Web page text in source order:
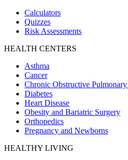
Calculators
Quizzes
Risk Assessments
HEALTH CENTERS
Asthma
Cancer
Chronic Obstructive
Diabetes
Heart Disease
Obesity and Bariatric Surgery
Orthopedics
Pregnancy and Newborns
HEALTHY LIVING